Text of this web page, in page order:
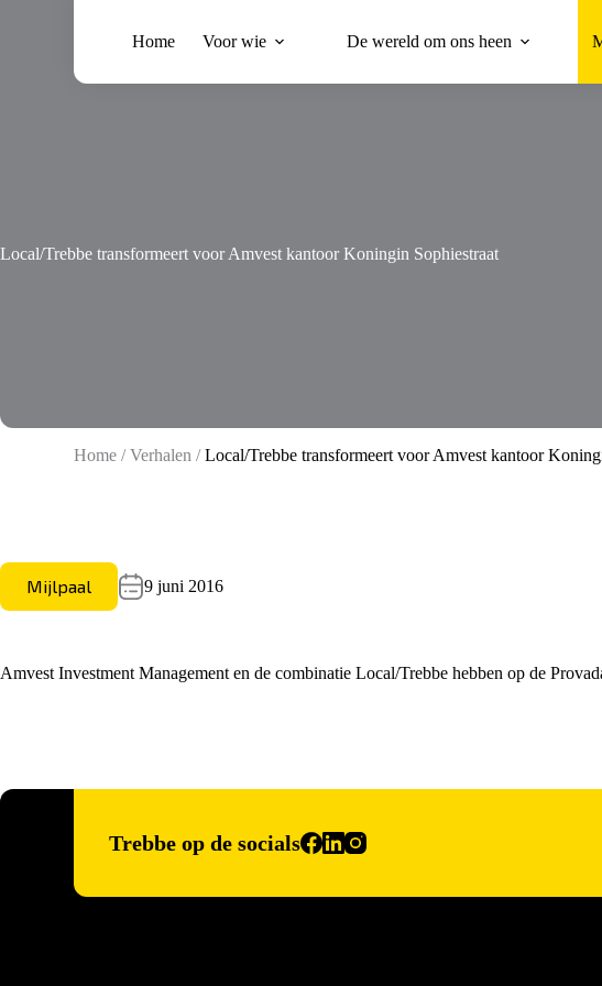
Home Voor wie De wereld om ons heen
Local/Trebbe transformeert voor Amvest kantoor Koningin Sophiestraat
Home /Verhalen /Local/Trebbe transformeert voor Amvest kantoor
Mijlpaal 9 juni 2016
Amvest Investment Management en de combinatie Local/Trebbe hebben op de
Trebbe op de socials